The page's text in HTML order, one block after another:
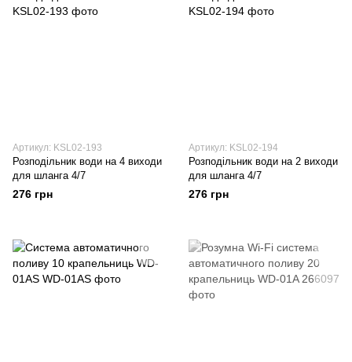
Артикул: KSL02-193
Розподільник води на 4 виходи
для шланга 4/7
276 грн
Артикул: KSL02-194
Розподільник води на 2 виходи
для шланга 4/7
276 грн